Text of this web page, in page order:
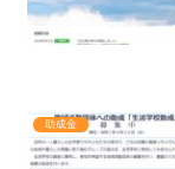
助成金